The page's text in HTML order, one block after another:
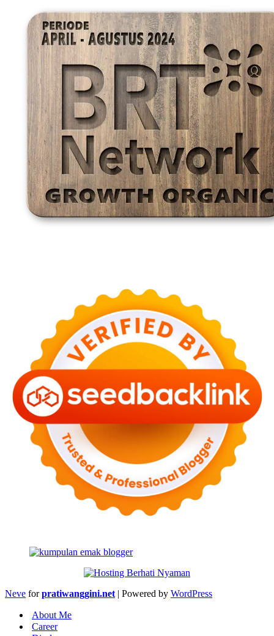
Neve forpratiwanggini.net | Powered by WordPress
About Me
Career